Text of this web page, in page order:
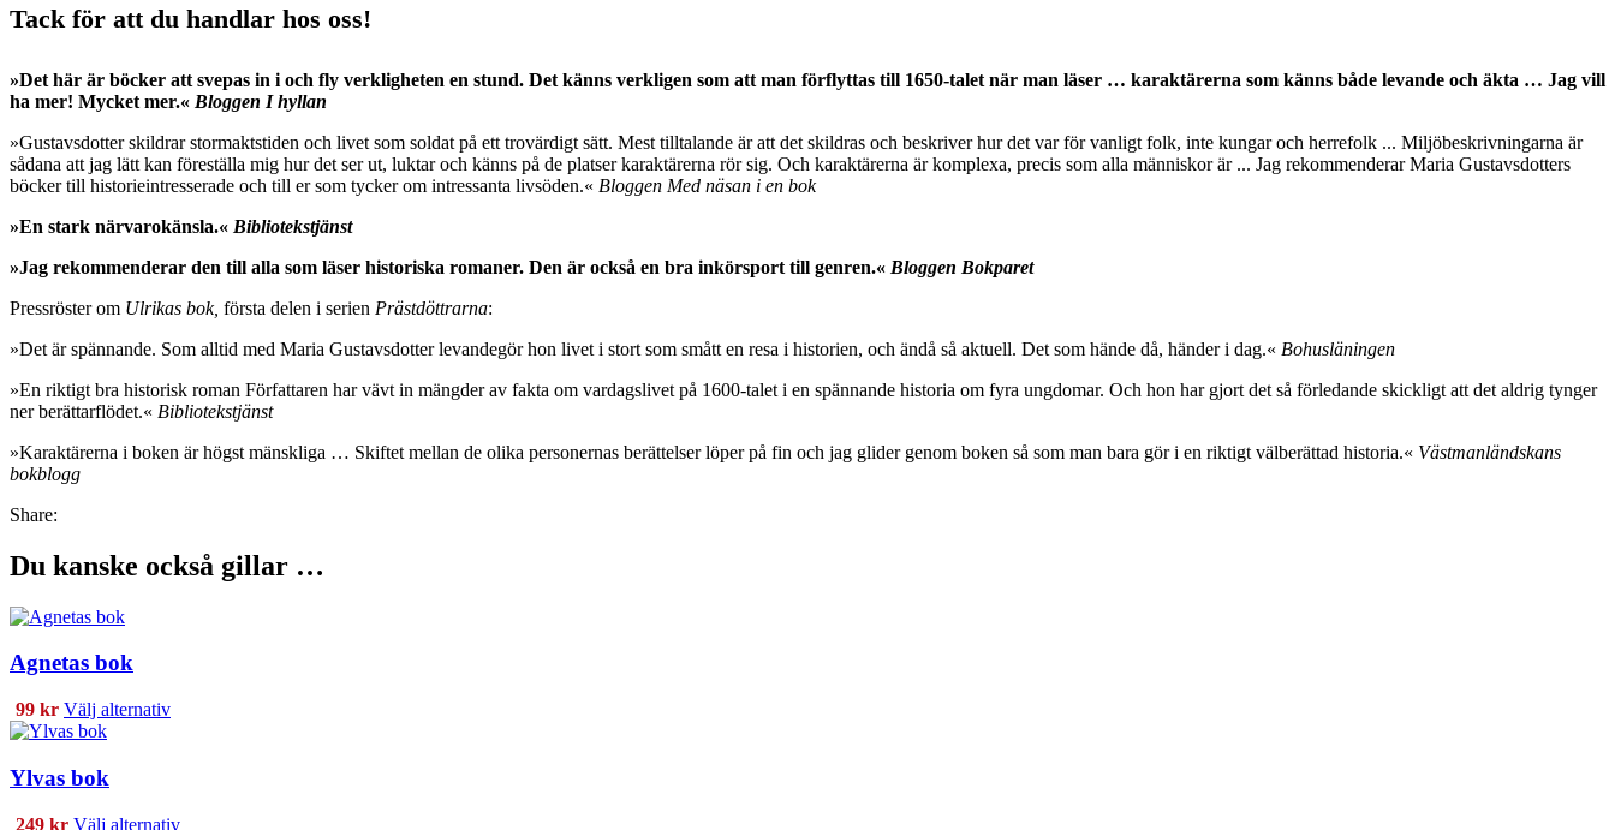
Tack för att du handlar hos oss!
»Det här är böcker att svepas in i och fly verkligheten en stund. Det känns verkligen som att man förflyttas till 1650-talet när man läser … karaktärerna som känns både levande och äkta … Jag vill
ha mer! Mycket mer.« Bloggen I hyllan
»Gustavsdotter skildrar stormaktstiden och livet som soldat på ett trovärdigt sätt. Mest tilltalande är att det skildras och beskriver hur det var för vanligt folk, inte kungar och herrefolk ... Miljöbeskrivningarna är
sådana att jag lätt kan föreställa mig hur det ser ut, luktar och känns på de platser karaktärerna rör sig. Och karaktärerna är komplexa, precis som alla människor är ... Jag rekommenderar Maria Gustavsdotters
böcker till historieintresserade och till er som tycker om intressanta livsöden.« Bloggen Med näsan i en bok
»En stark närvarokänsla.« Bibliotekstjänst
»Jag rekommenderar den till alla som läser historiska romaner. Den är också en bra inkörsport till genren.« Bloggen Bokparet
Pressröster om Ulrikas bok, första delen i serien Prästdöttrarna:
»Det är spännande. Som alltid med Maria Gustavsdotter levandegör hon livet i stort som smått en resa i historien, och ändå så aktuell. Det som hände då, händer i dag.« Bohusläningen
»En riktigt bra historisk roman Författaren har vävt in mängder av fakta om vardagslivet på 1600-talet i en spännande historia om fyra ungdomar. Och hon har gjort det så förledande skickligt att det aldrig tynger
ner berättarflödet.« Bibliotekstjänst
»Karaktärerna i boken är högst mänskliga … Skiftet mellan de olika personernas berättelser löper på fin och jag glider genom boken så som man bara gör i en riktigt välberättad historia.« Västmanländskans
bokblogg
Share:
Du kanske också gillar …
Agnetas bok
99 kr Välj alternativDen
Ylvas bok
249 kr Välj alternativDen